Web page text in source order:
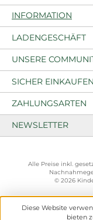
INFORMATION
LADENGESCHÄFT
UNSERE
SICHER EINKAUFEN
ZAHLUNGSARTEN
NEWSLETTER
Alle Preise inkl.
© 2026
Diese Website
bieten